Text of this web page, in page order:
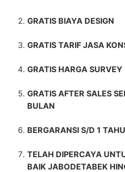
GRATIS BIAYA DESIGN
GRATIS TARIF JASA
GRATIS HARGA
GRATIS AFTER SALES
BULAN
BERGARANSI S/D 1
TELAH DIPERCAYA
BAIK JABODETABEK